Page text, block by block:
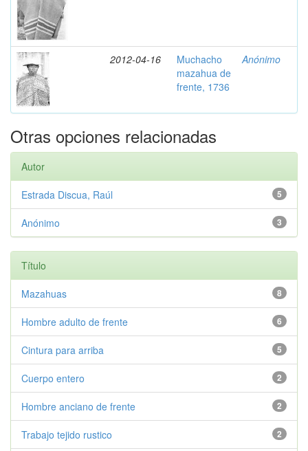
2012-04-16
Muchacho
mazahua de
frente, 1736
Anónimo
Otras opciones relacionadas
Autor
5
Estrada Discua, Raúl
3
Anónimo
Título
8
Mazahuas
6
Hombre adulto de frente
5
Cintura para arriba
2
Cuerpo entero
2
Hombre anciano de frente
2
Trabajo tejido rustico